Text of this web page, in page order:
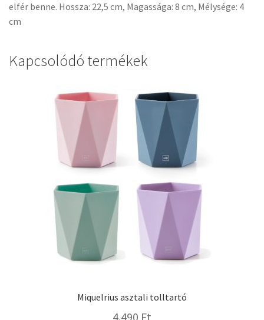
elfér benne. Hossza: 22,5 cm, Magassága: 8 cm, Mélysége: 4
cm
Kapcsolódó termékek
Miquelrius asztali tolltartó
4.490 Ft